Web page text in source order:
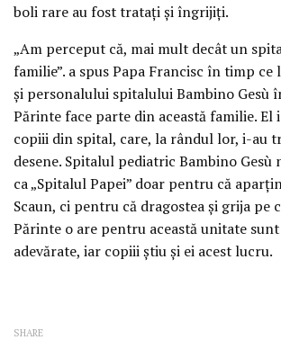
boli rare au fost tratați și îngrijiți.
„Am perceput că, mai mult decât un
familie”. a spus Papa Francisc în timp
și personalului spitalului Bambino Gesù
Părinte face parte din această familie. El
copiii din spital, care, la rândul lor, i-au
desene. Spitalul pediatric Bambino Gesù
ca „Spitalul Papei” doar pentru că
Scaun, ci pentru că dragostea și grija pe
Părinte o are pentru această unitate
adevărate, iar copiii știu și ei acest lucru.
SHARE